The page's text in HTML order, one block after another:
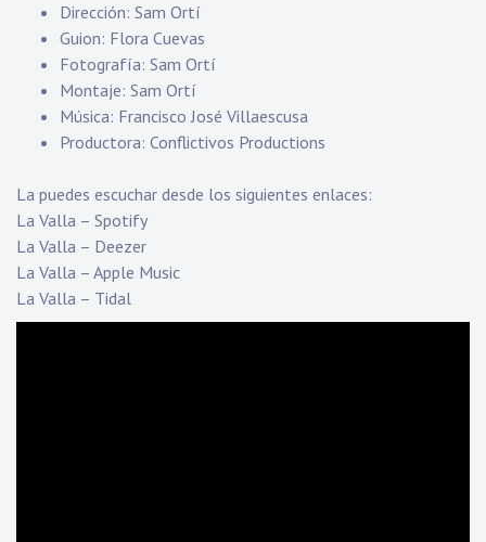
Dirección: Sam Ortí
Guion: Flora Cuevas
Fotografía: Sam Ortí
Montaje: Sam Ortí
Música: Francisco José Villaescusa
Productora: Conflictivos Productions
La puedes escuchar desde los siguientes enlaces:
La Valla – Spotify
La Valla – Deezer
La Valla – Apple Music
La Valla – Tidal